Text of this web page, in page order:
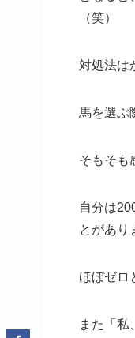
（笑）
対処法は
馬を選ぶ
そもそも
自分は
とがあり
ほぼゼロ
また「私